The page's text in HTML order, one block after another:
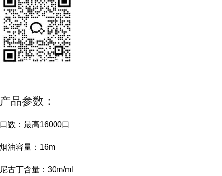
产品参数：
口数：最高16000口
烟油容量：16ml
尼古丁含量：30m/ml